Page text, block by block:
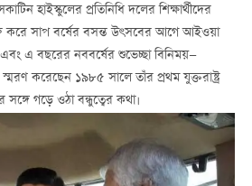
হাইস্কুলের প্রতিনিধি দলের শিক্ষার্থীদের
করে সাপ বর্ষের বসন্ত উৎসবের আগে আইওয়া
এবং এ বছরের নববর্ষের শুভেচ্ছা বিনিময়—
স্মরণ করেছেন ১৯৮৫ সালে তাঁর প্রথম যুক্তরাষ্ট্র
গড়ে ওঠা বন্ধুত্বের কথা।